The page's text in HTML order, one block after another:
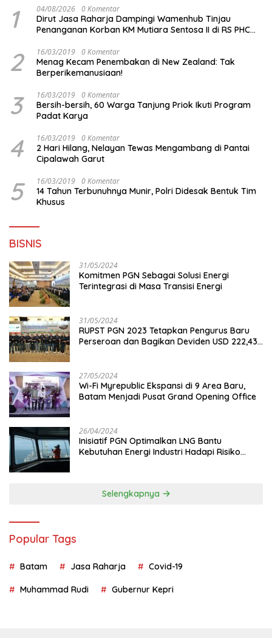
1 04/08/2026 0 Komentar
Dirut Jasa Raharja Dampingi Wamenhub Tinjau
Penanganan Korban KM Mutiara Sentosa II di RS PHC
2 16/03/2019 0 Komentar
Menag Kecam Penembakan di New Zealand: Tak
Berperikemanusiaan!
3 16/03/2019 0 Komentar
Bersih-bersih, 60 Warga Tanjung Priok Ikuti Program
Padat Karya
4 16/03/2019 0 Komentar
2 Hari Hilang, Nelayan Tewas Mengambang di Pantai
Cipalawah Garut
5 16/03/2019 0 Komentar
14 Tahun Terbunuhnya Munir, Polri Didesak Bentuk Tim
Khusus
BISNIS
31/05/2024
Komitmen PGN Sebagai Solusi Energi
Terintegrasi di Masa Transisi Energi
31/05/2024
RUPST PGN 2023 Tetapkan Pengurus Baru
Perseroan dan Bagikan Deviden USD 222,43
27/05/2024
Wi-Fi Myrepublic Ekspansi di 9 Area Baru,
Batam Menjadi Pusat Grand Opening Office
26/04/2024
Inisiatif PGN Optimalkan LNG Bantu
Kebutuhan Energi Industri Hadapi Risiko
Selengkapnya
Popular Tags
Batam Jasa Raharja Covid-19
Muhammad Rudi Gubernur Kepri